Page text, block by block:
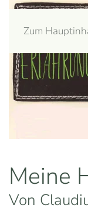
Zum
Meine
Von